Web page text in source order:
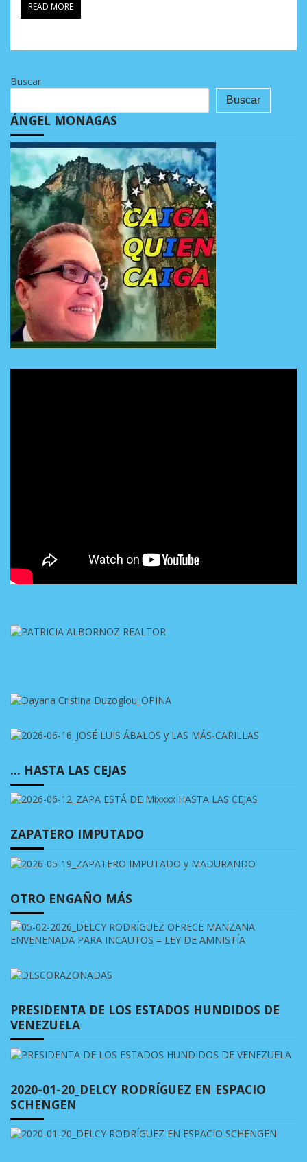
READ MORE
Buscar
Buscar
ÁNGEL MONAGAS
… HASTA LAS CEJAS
ZAPATERO IMPUTADO
OTRO ENGAÑO MÁS
PRESIDENTA DE LOS ESTADOS HUNDIDOS DE
VENEZUELA
2020-01-20_DELCY RODRÍGUEZ EN ESPACIO
SCHENGEN